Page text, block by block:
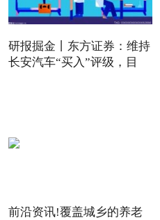
研报掘金丨东方证券：维持
长安汽车“买入”评级，目
前沿资讯!覆盖城乡的养老